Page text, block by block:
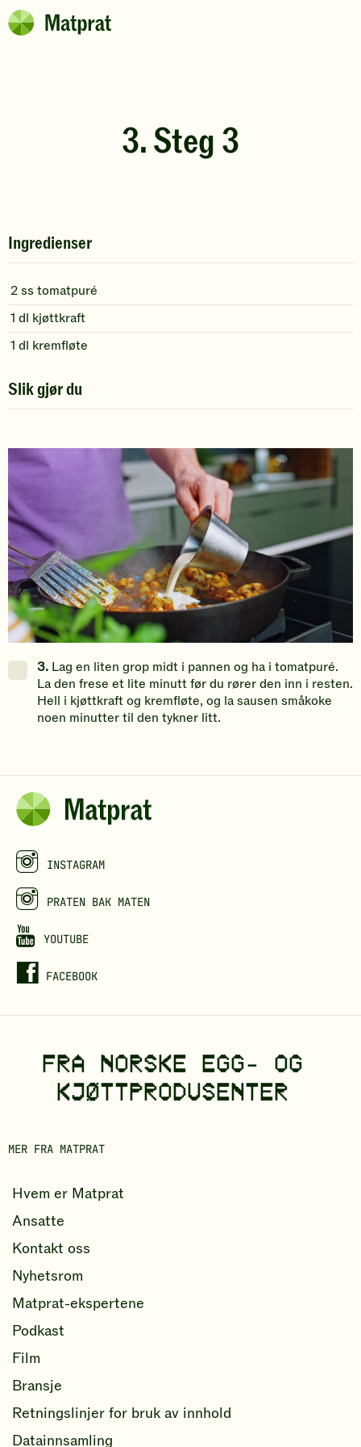
Hopp til hovedinnhold
Matprat
3. Steg 3
Ingredienser
2ss tomatpuré
1 dl kjøttkraft
1 dl kremfløte
Slik gjør du
trinn
du
kan
merke
av
3. Lag en liten grop midt i pannen og ha i tomatpuré.
La den frese et lite minutt før du rører den inn i resten.
Hell i kjøttkraft og kremfløte, og la sausen småkoke
noen minutter til den tykner litt.
INSTAGRAM
PRATEN BAK MATEN
YOUTUBE
FACEBOOK
FRA NORSKE EGG- OG
KJØTTPRODUSENTER
MER FRA MATPRAT
Hvem er Matprat
Ansatte
Kontakt oss
Nyhetsrom
Matprat-ekspertene
Podkast
Film
Bransje
Retningslinjer for bruk av innhold
Datainnsamling